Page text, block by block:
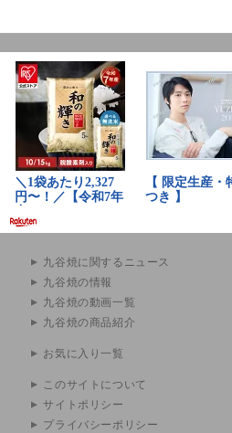
九谷焼に関するニュース
九谷焼の情報
九谷焼の動画一覧
九谷焼の商品紹介
お気に入り一覧
このサイトについて
サイトポリシー
プライバシーポリシー